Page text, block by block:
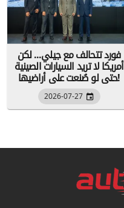
فورد تتحالف مع جيلي... لكن
أمريكا لا تريد السيارات الصينية
حتى لو صُنعت على أراضيها!
2026-07-27